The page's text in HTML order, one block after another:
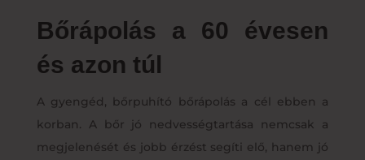
Bőrápolás a 60 évesen
és azon túl
A gyengéd, bőrpuhító bőrápolás a cél ebben a
korban. A bőr jó nedvességtartása nemcsak a
megjelenését és jobb érzést segíti elő, hanem jó